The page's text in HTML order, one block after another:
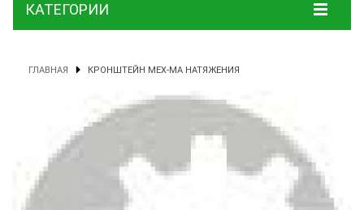
КАТЕГОРИИ
ГЛАВНАЯ КРОНШТЕЙН МЕХ-МА НАТЯЖЕНИЯ